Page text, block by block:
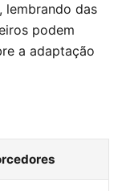
lembrando das
podem
a adaptação